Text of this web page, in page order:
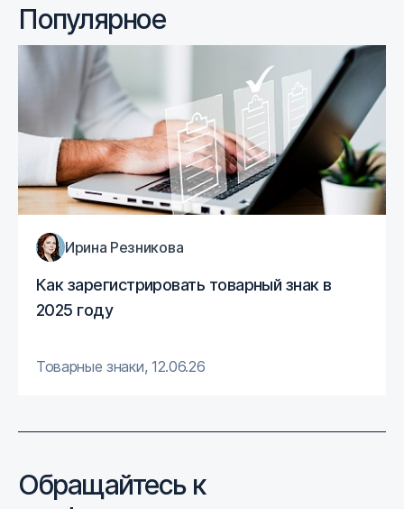
Популярное
Как зарегистрировать товарный знак в
2025 году
Ирина Резникова
Товарные знаки, 12.06.26
Обращайтесь к